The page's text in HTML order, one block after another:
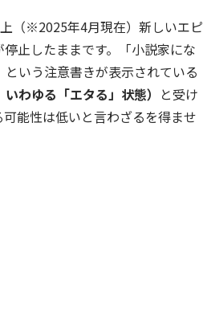
（※2025年4月現在）新しいエピ
止したままです。「小説家にな
いう注意書きが表示されている
わゆる「エタる」状態） と受け
能性は低いと言わざるを得ませ